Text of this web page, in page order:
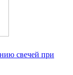
свечей при